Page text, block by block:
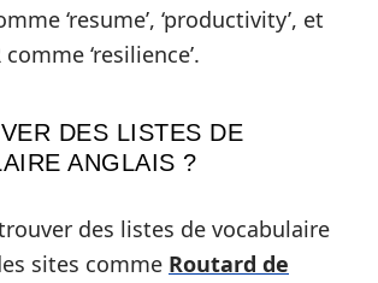
‘resume’, ‘productivity’, et
‘resilience’.
DES LISTES DE
ANGLAIS ?
des listes de vocabulaire
sites comme Routard de